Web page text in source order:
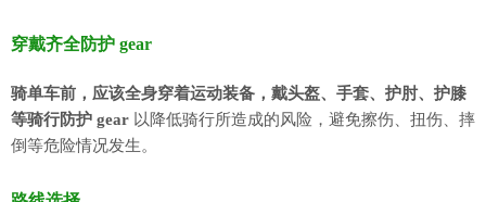
穿戴齐全防护 gear
骑单车前，应该全身穿着运动装备，戴头盔、手套、护肘、护膝
等骑行防护 gear 以降低骑行所造成的风险，避免擦伤、扭伤、摔
倒等危险情况发生。